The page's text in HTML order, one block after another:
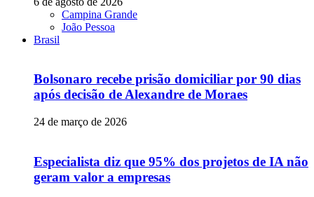
Campina Grande
João Pessoa
Brasil
Bolsonaro recebe prisão domiciliar por 90 dias
após decisão de Alexandre de Moraes
24 de março de 2026
Especialista diz que 95% dos projetos de IA não
geram valor a empresas